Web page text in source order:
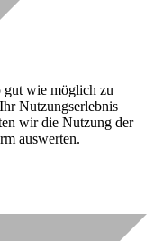
gut wie möglich zu
Nutzungserlebnis
wir die Nutzung der
auswerten.